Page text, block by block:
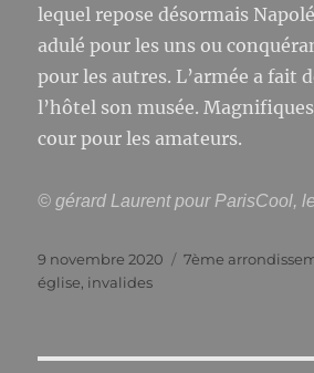
lequel repose désormais
adulé pour les uns ou
pour les autres. L’armée a fait
l’hôtel son musée.
cour pour les amateurs.
© gérard Laurent pour ParisCool,
Publié
le
9 novembre 2020 Catégories
7ème
église invalides